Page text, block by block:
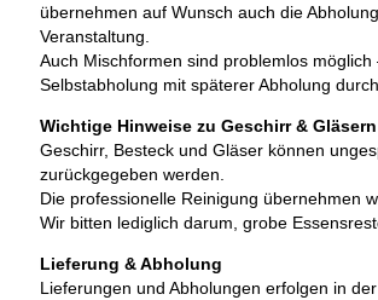
übernehmen auf Wunsch auch die
Veranstaltung.
Auch Mischformen sind problemlos möglich
Selbstabholung mit späterer Abholung
Wichtige Hinweise zu Geschirr & Gläsern
Geschirr, Besteck und Gläser können
zurückgegeben werden.
Die professionelle Reinigung übernehmen
Wir bitten lediglich darum, grobe
Lieferung & Abholung
Lieferungen und Abholungen erfolgen in